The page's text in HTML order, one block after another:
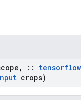
, :: tensorflow
crops)